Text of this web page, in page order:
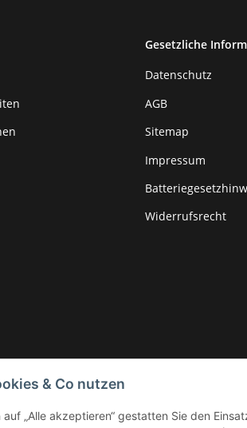
& Co nutzen
auf „Alle akzeptieren“ gestatten Sie den
Gesetzliche
Datenschutz
AGB
Sitemap
Impressum
Widerrufsrecht
USt., zzgl.Versand